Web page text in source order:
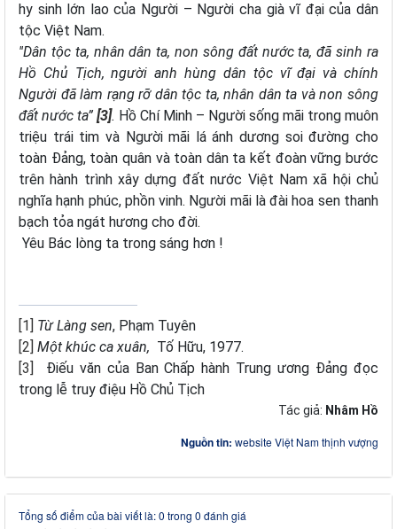
hy sinh lớn lao của Người – Người cha già vĩ đại của dân
tộc Việt Nam.
''Dân tộc ta, nhân dân ta, non sông đất nước ta, đã sinh ra
Hồ Chủ Tịch, người anh hùng dân tộc vĩ đại và chính
Người đã làm rạng rỡ dân tộc ta, nhân dân ta và non sông
đất nước ta” [3]. Hồ Chí Minh – Người sống mãi trong muôn
triệu trái tim và Người mãi lá ánh dương soi đường cho
toàn Đảng, toàn quân và toàn dân ta kết đoàn vững bước
trên hành trình xây dựng đất nước Việt Nam xã hội chủ
nghĩa hạnh phúc, phồn vinh. Người mãi là đài hoa sen thanh
bạch tỏa ngát hương cho đời.
Yêu Bác lòng ta trong sáng hơn !
[1] Từ Làng sen, Phạm Tuyên
[2] Một khúc ca xuân, Tố Hữu, 1977.
[3]
Điếu văn của Ban Chấp hành Trung ương Đảng đọc
trong lễ truy điệu Hồ Chủ Tịch
Tác giả: Nhâm Hồ
Nguồn tin: website Việt Nam thịnh vượng
Tổng số điểm của bài viết là: 0 trong 0 đánh giá